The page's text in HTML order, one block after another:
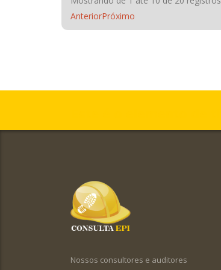
AnteriorPróximo
Nossos consultores e auditores